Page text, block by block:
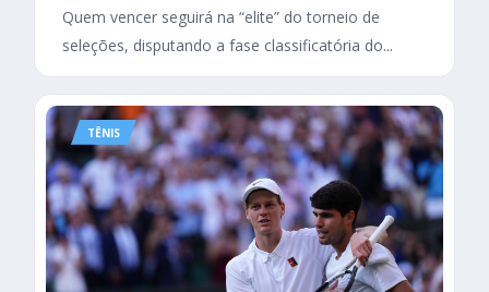
Quem vencer seguirá na “elite” do torneio de
seleções, disputando a fase classificatória do...
TÊNIS